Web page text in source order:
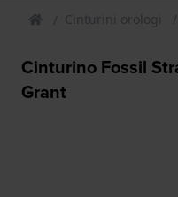
Cinturini orologi
Cinturino Fossil
Grant